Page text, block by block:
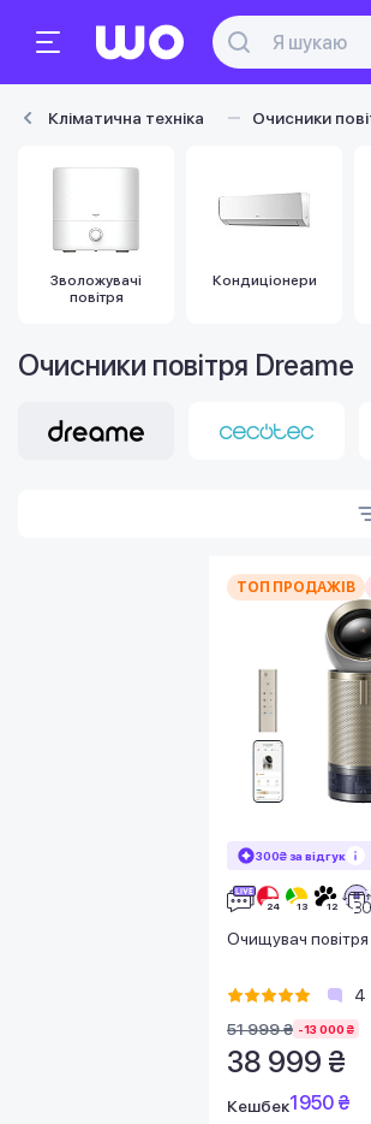
Кліматична техніка Очисники
Зволожувачі
повітря
Кондиціонери
Очисники повітря Dreame
ТОП ПРОДАЖІВ
300₴ за відгук
Очищувач
4
51 999 ₴ -13 000 ₴
38 999 ₴
Кешбек1950 ₴